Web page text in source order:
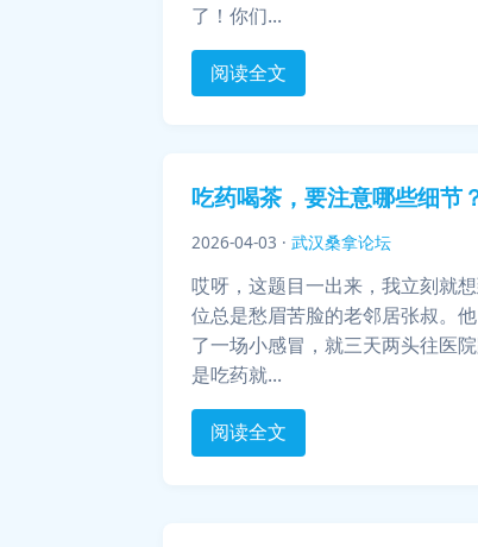
了！你们...
阅读全文
吃药喝茶，要注意哪些细节
2026-04-03 · 武汉桑拿论坛
哎呀，这题目一出来，我立刻就
位总是愁眉苦脸的老邻居张叔。
了一场小感冒，就三天两头往医
是吃药就...
阅读全文